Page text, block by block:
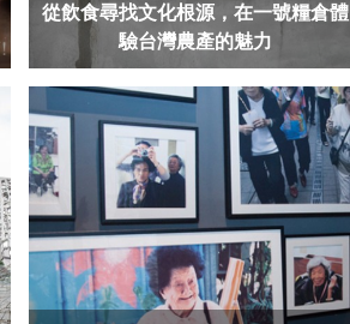
從飲食尋找文化根源，在一號糧倉體
驗台灣農產的魅力